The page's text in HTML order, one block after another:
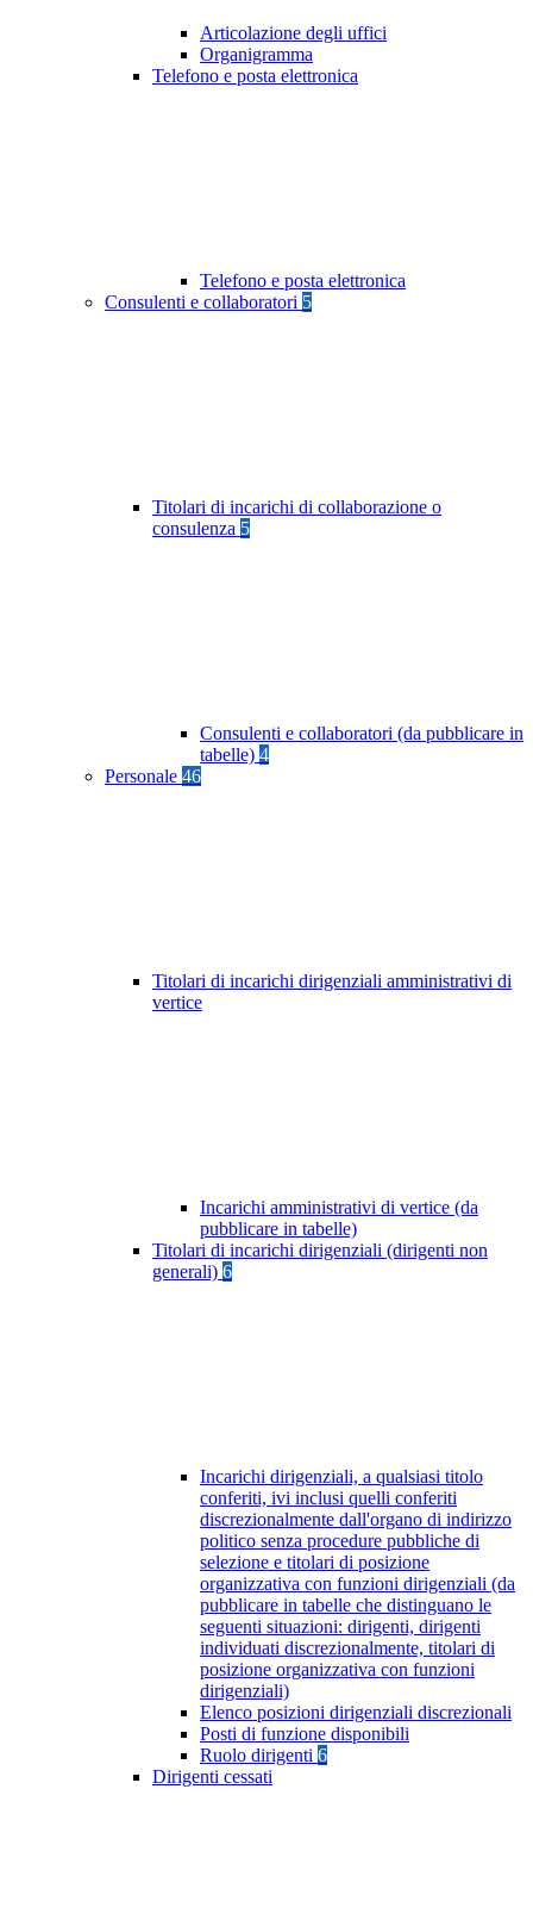
Articolazione degli uffici
Organigramma
Telefono e posta elettronica
Telefono e posta elettronica
Consulenti e collaboratori 5
Titolari di incarichi di collaborazione o
consulenza 5
Consulenti e collaboratori (da pubblicare in
tabelle) 4
Personale 46
Titolari di incarichi dirigenziali amministrativi di
vertice
Incarichi amministrativi di vertice (da
pubblicare in tabelle)
Titolari di incarichi dirigenziali (dirigenti non
generali) 6
Incarichi dirigenziali, a qualsiasi titolo
conferiti, ivi inclusi quelli conferiti
discrezionalmente dall'organo di indirizzo
politico senza procedure pubbliche di
selezione e titolari di posizione
organizzativa con funzioni dirigenziali (da
pubblicare in tabelle che distinguano le
seguenti situazioni: dirigenti, dirigenti
individuati discrezionalmente, titolari di
posizione organizzativa con funzioni
dirigenziali)
Elenco posizioni dirigenziali discrezionali
Posti di funzione disponibili
Ruolo dirigenti 6
Dirigenti cessati